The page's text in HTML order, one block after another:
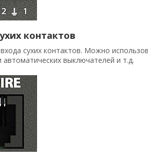
контактов
сухих контактов. Можно
автоматических выключателей и т.д.